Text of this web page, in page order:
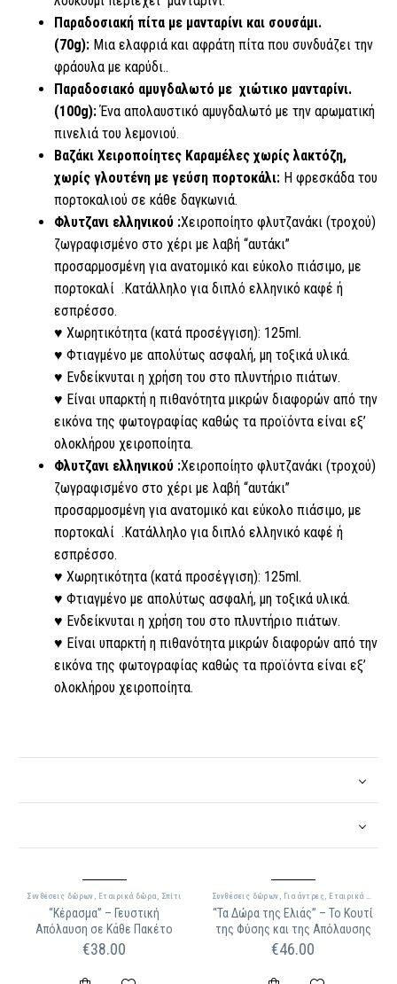
Παραδοσιακή πίτα με μανταρίνι και σουσάμι.
(70g): Μια ελαφριά και αφράτη πίτα που συνδυάζει την
φράουλα με καρύδι..
Παραδοσιακό αμυγδαλωτό με χιώτικο μανταρίνι.
(100g):Ένα απολαυστικό αμυγδαλωτό με την αρωματική
πινελιά του λεμονιού.
Βαζάκι Χειροποίητες Καραμέλες χωρίς λακτόζη,
χωρίς γλουτένη με γεύση πορτοκάλι: Η φρεσκάδα του
πορτοκαλιού σε κάθε δαγκωνιά.
Φλυτζανι ελληνικού :Χειροποίητο φλυτζανάκι (τροχού)
ζωγραφισμένο στο χέρι με λαβή “αυτάκι”
προσαρμοσμένη για ανατομικό και εύκολο πιάσιμο, με
πορτοκαλί .Κατάλληλo για διπλό ελληνικό καφέ ή
εσπρέσσο.
♥ Χωρητικότητα (κατά προσέγγιση): 125ml.
♥ Φτιαγμένο με απολύτως ασφαλή, μη τοξικά υλικά.
♥ Ενδείκνυται η χρήση του στο πλυντήριο πιάτων.
♥ Είναι υπαρκτή η πιθανότητα μικρών διαφορών από την
εικόνα της φωτογραφίας καθώς τα προϊόντα είναι εξ’
ολοκλήρου χειροποίητα.
Φλυτζανι ελληνικού :Χειροποίητο φλυτζανάκι (τροχού)
ζωγραφισμένο στο χέρι με λαβή “αυτάκι”
προσαρμοσμένη για ανατομικό και εύκολο πιάσιμο, με
πορτοκαλί .Κατάλληλo για διπλό ελληνικό καφέ ή
εσπρέσσο.
♥ Χωρητικότητα (κατά προσέγγιση): 125ml.
♥ Φτιαγμένο με απολύτως ασφαλή, μη τοξικά υλικά.
♥ Ενδείκνυται η χρήση του στο πλυντήριο πιάτων.
♥ Είναι υπαρκτή η πιθανότητα μικρών διαφορών από την
εικόνα της φωτογραφίας καθώς τα προϊόντα είναι εξ’
ολοκλήρου χειροποίητα.
Συνθέσεις δώρων , Εταιρικά δώρα, Σπίτι
“Κέρασμα” – Γευστική
Απόλαυση σε Κάθε Πακέτο
€38.00
Συνθέσεις δώρων , Για άντρες, Εταιρικά δώρα
“Τα Δώρα της Ελιάς” – Το Κουτί
της Φύσης και της Απόλαυσης
€46.00